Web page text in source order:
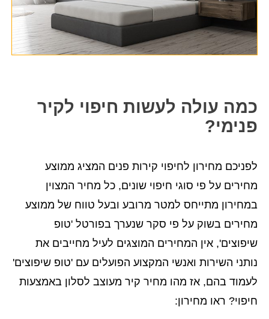
כמה עולה לעשות חיפוי לקיר
פנימי?
לפניכם מחירון לחיפוי קירות פנים המציג ממוצע
מחירים על פי סוגי חיפוי שונים, כל מחיר המצוין
במחירון מתייחס למטר מרובע ובעל טווח של ממוצע
מחירים בשוק על פי סקר שנערך בפורטל 'טופ
שיפוצים', אין המחירים המוצגים לעיל מחייבים את
נותני השירות ואנשי המקצוע הפועלים עם 'טופ שיפוצים'
לעמוד בהם, אז מהו מחיר קיר מעוצב לסלון באמצעות
חיפוי? ראו מחירון: